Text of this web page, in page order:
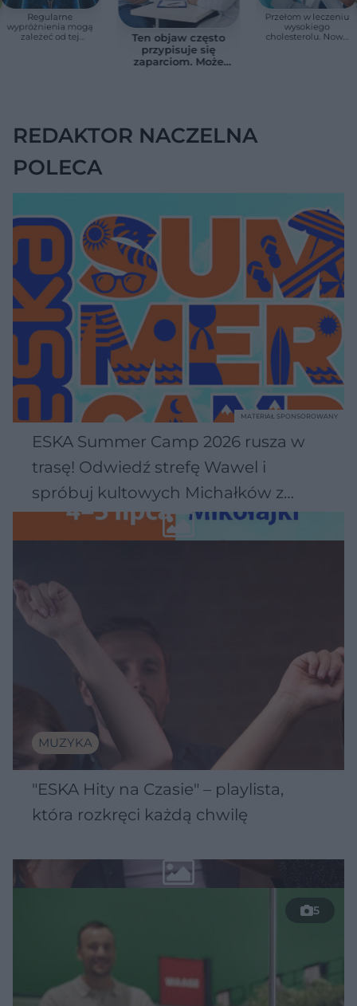
Regularne
wypróżnienia mogą
zależeć od tej
Ten objaw często
przypisuje się
zaparciom. Może
Przełom w leczeniu
wysokiego
cholesterolu. Nowa
REDAKTOR NACZELNA
POLECA
ESKA Summer Camp 2026 rusza w
trasę! Odwiedź strefę Wawel i
spróbuj kultowych Michałków z
Wawelu
MATERIAŁ SPONSOROWANY
MUZYKA
"ESKA Hity na Czasie" – playlista,
która rozkręci każdą chwilę
5